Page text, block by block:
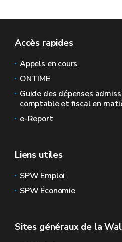
Accès rapides
Appels en cours
ONTIME
Guide des dépenses
comptable et fiscal en
e-Report
Liens utiles
SPW Emploi
SPW Économie
Sites généraux de la